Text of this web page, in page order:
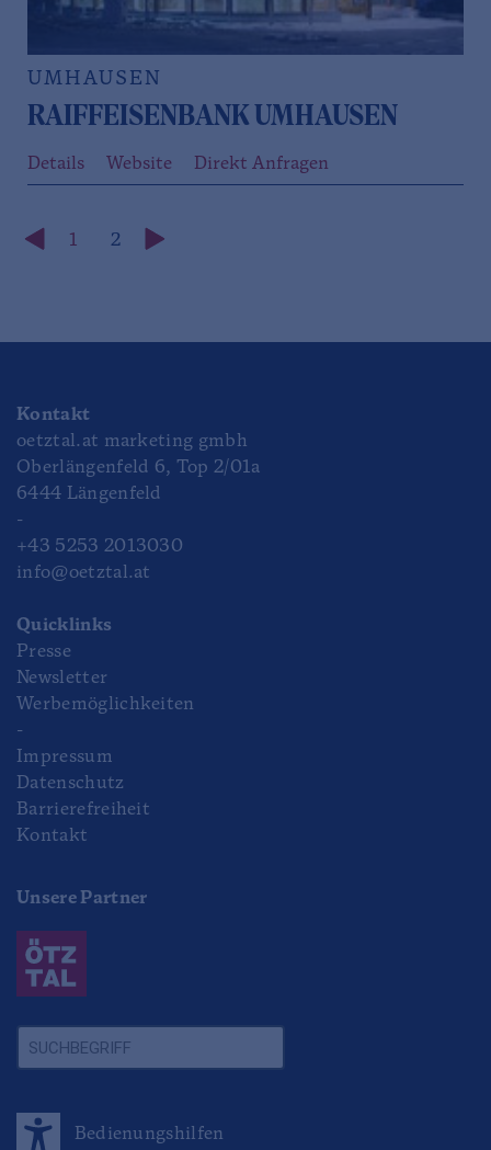
UMHAUSEN
RAIFFEISENBANK UMHAUSEN
Details Website Direkt Anfragen
1 2
Kontakt
oetztal.at marketing gmbh
Oberlängenfeld 6, Top 2/01a
6444 Längenfeld
-
+43 5253 2013030
info@oetztal.at
Quicklinks
Presse
Newsletter
Werbemöglichkeiten
-
Impressum
Datenschutz
Barrierefreiheit
Kontakt
Unsere Partner
Bedienungshilfen